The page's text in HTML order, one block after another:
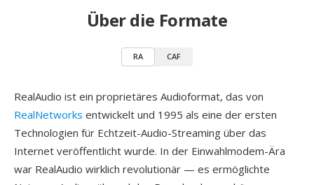
Über die Formate
RA CAF
RealAudio ist ein proprietäres Audioformat, das von
RealNetworks entwickelt und 1995 als eine der ersten
Technologien für Echtzeit-Audio-Streaming über das
Internet veröffentlicht wurde. In der Einwahlmodem-Ära
war RealAudio wirklich revolutionär — es ermöglichte